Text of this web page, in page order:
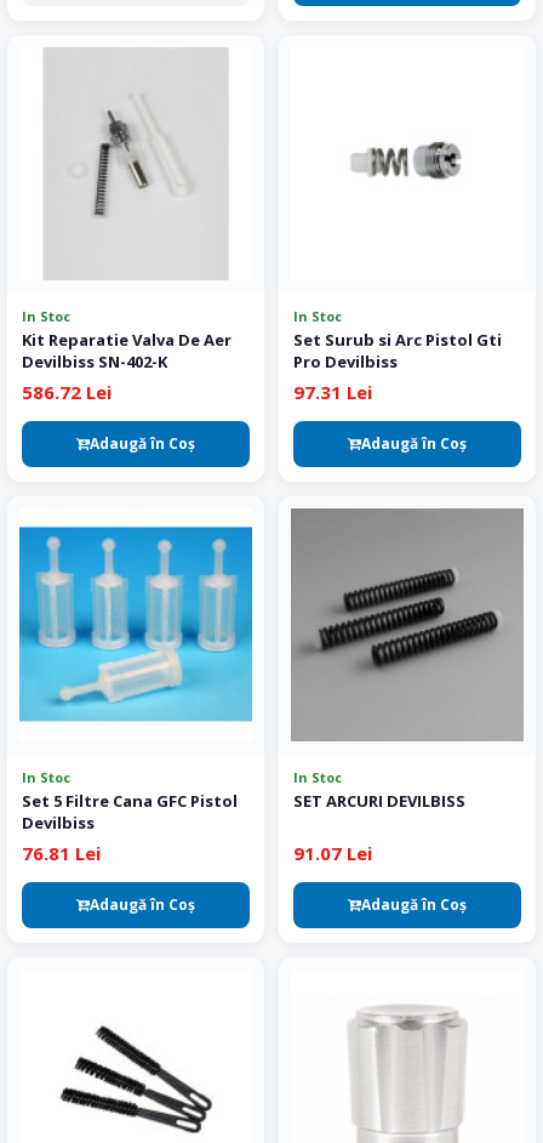
In Stoc
Kit Reparatie Valva De Aer
Devilbiss SN-402-K
586.72 Lei
Adaugă în Coş
In Stoc
Set Surub si Arc Pistol Gti
Pro Devilbiss
97.31 Lei
Adaugă în Coş
In Stoc
Set 5 Filtre Cana GFC Pistol
Devilbiss
76.81 Lei
Adaugă în Coş
In Stoc
SET ARCURI DEVILBISS
91.07 Lei
Adaugă în Coş